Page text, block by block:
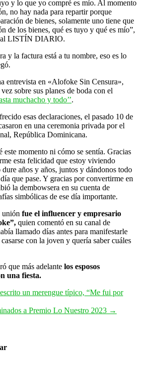
y lo que yo compré es mío. Al momento
no hay nada para repartir porque
de bienes, solamente uno tiene que
de los bienes, qué es tuyo y qué es mío”,
al LISTÍN DIARIO.
y la factura está a tu nombre, eso es lo
entrevista en «Alofoke Sin Censura»,
sobre sus planes de boda con el
muchacho y todo’’.
esas declaraciones, el pasado 10 de
en una ceremonia privada por el
República Dominicana.
este momento ni cómo se sentía. Gracias
esta felicidad que estoy viviendo
años y años, juntos y dándonos todo
que pase. Y gracias por convertirme en
la dembowsera en su cuenta de
simbólicas de ese día importante.
unión fue el influencer y empresario
quien comentó en su canal de
llamado días antes para manifestarle
con la joven y quería saber cuáles
que más adelante los esposos
una fiesta.
un merengue típico, “Me fui por
a Premio Lo Nuestro 2023 →